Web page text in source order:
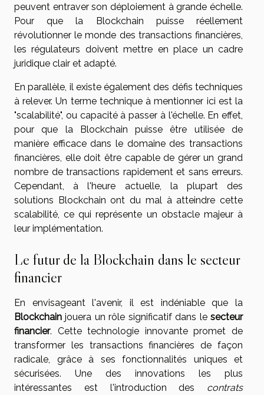
peuvent entraver son déploiement à grande échelle.
Pour que la Blockchain puisse réellement
révolutionner le monde des transactions financières,
les régulateurs doivent mettre en place un cadre
juridique clair et adapté.
En parallèle, il existe également des défis techniques
à relever. Un terme technique à mentionner ici est la
"scalabilité", ou capacité à passer à l'échelle. En effet,
pour que la Blockchain puisse être utilisée de
manière efficace dans le domaine des transactions
financières, elle doit être capable de gérer un grand
nombre de transactions rapidement et sans erreurs.
Cependant, à l'heure actuelle, la plupart des
solutions Blockchain ont du mal à atteindre cette
scalabilité, ce qui représente un obstacle majeur à
leur implémentation.
Le futur de la Blockchain dans le secteur
financier
En envisageant l'avenir, il est indéniable que la
Blockchain jouera un rôle significatif dans le secteur
financier. Cette technologie innovante promet de
transformer les transactions financières de façon
radicale, grâce à ses fonctionnalités uniques et
sécurisées. Une des innovations les plus
intéressantes est l'introduction des contrats